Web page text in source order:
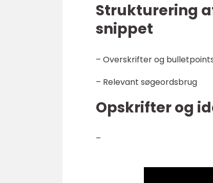
Strukturering
snippet
– Overskrifter og
– Relevant søgeordsbrug
Opskrifter og
–